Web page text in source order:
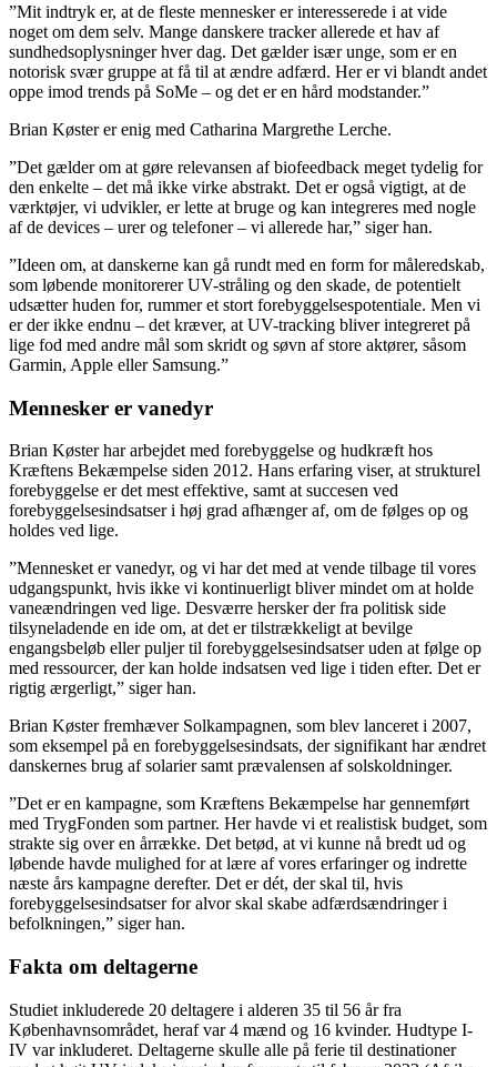
”Mit indtryk er, at de fleste mennesker er interesserede i at vide
noget om dem selv. Mange danskere tracker allerede et hav af
sundhedsoplysninger hver dag. Det gælder især unge, som er en
notorisk svær gruppe at få til at ændre adfærd. Her er vi blandt andet
oppe imod trends på SoMe – og det er en hård modstander.”
Brian Køster er enig med Catharina Margrethe Lerche.
”Det gælder om at gøre relevansen af bio­feedback meget tydelig for
den enkelte – det må ikke virke abstrakt. Det er også vigtigt, at de
værktøjer, vi udvikler, er lette at bruge og kan integreres med nogle
af de devices – urer og telefoner – vi allerede har,” siger han.
”Ideen om, at danskerne kan gå rundt med en form for måleredskab,
som løbende monitorerer UV-stråling og den skade, de potentielt
udsætter huden for, rummer et stort forebyggelsespotentiale. Men vi
er der ikke endnu – det kræver, at UV-tracking bliver integreret på
lige fod med andre mål som skridt og søvn af store aktører, såsom
Garmin, Apple eller Samsung.”
Mennesker er vanedyr
Brian Køster har arbejdet med forebyggelse og hudkræft hos
Kræftens Bekæmpelse siden 2012. Hans erfaring viser, at strukturel
forebyggelse er det mest effektive, samt at succesen ved
forebyggelsesindsatser i høj grad afhænger af, om de følges op og
holdes ved lige.
”Mennesket er vanedyr, og vi har det med at vende tilbage til vores
udgangspunkt, hvis ikke vi kontinuerligt bliver mindet om at holde
vaneændringen ved lige. Desværre hersker der fra politisk side
tilsyneladende en ide om, at det er tilstrækkeligt at bevilge
engangsbeløb eller puljer til forebyggelsesindsatser uden at følge op
med ressourcer, der kan holde indsatsen ved lige i tiden efter. Det er
rigtig ærgerligt,” siger han.
Brian Køster fremhæver Solkampagnen, som blev lanceret i 2007,
som eksempel på en forebyggelsesindsats, der signifikant har ændret
danskernes brug af solarier samt prævalensen af solskoldninger.
”Det er en kampagne, som Kræftens Bekæmpelse har gennemført
med TrygFonden som partner. Her havde vi et realistisk budget, som
strakte sig over en årrække. Det betød, at vi kunne nå bredt ud og
løbende havde mulighed for at lære af vores erfaringer og indrette
næste års kampagne derefter. Det er dét, der skal til, hvis
forebyggelsesindsatser for alvor skal skabe adfærdsændringer i
befolkningen,” siger han.
Fakta om deltagerne
Studiet inkluderede 20 deltagere i alderen 35 til 56 år fra
Københavnsområdet, heraf var 4 mænd og 16 kvinder. Hudtype I-
IV var inkluderet. Deltagerne skulle alle på ferie til destinationer